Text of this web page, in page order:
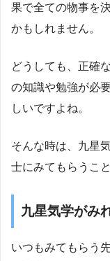
果で全ての物事を
かもしれません。
どうしても、正確
の知識や勉強が必
しいですよね。
そんな時は、九星
士にみてもらうこ
九星気学がみ
いつもみてもらう